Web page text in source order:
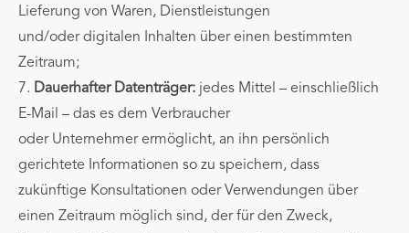
Lieferung von Waren, Dienstleistungen
und/oder digitalen Inhalten über einen bestimmten
Zeitraum;
7. Dauerhafter Datenträger: jedes Mittel – einschließlich
E-Mail – das es dem Verbraucher
oder Unternehmer ermöglicht, an ihn persönlich
gerichtete Informationen so zu speichern, dass
zukünftige Konsultationen oder Verwendungen über
einen Zeitraum möglich sind, der für den Zweck,